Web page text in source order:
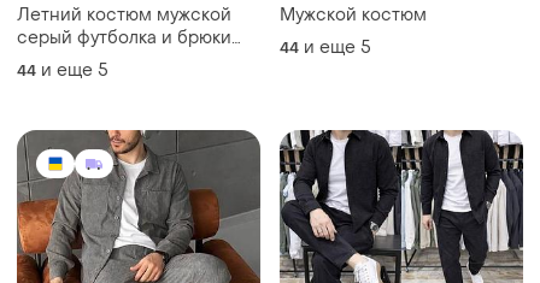
Летний костюм мужской
серый футболка и брюки
черный
44 и еще 5
Мужской костюм
44 и еще 5